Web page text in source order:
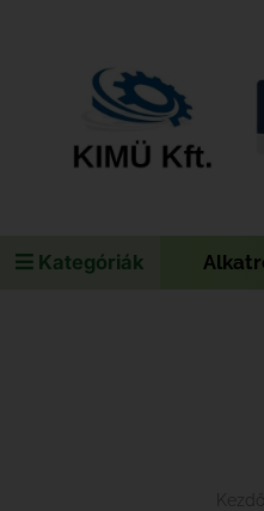
Kategóriák